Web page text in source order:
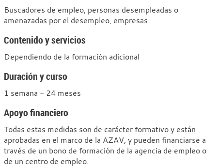
Buscadores de empleo, personas desempleadas o
amenazadas por el desempleo, empresas
Contenido y servicios
Dependiendo de la formación adicional
Duración y curso
1 semana - 24 meses
Apoyo financiero
Todas estas medidas son de carácter formativo y están
aprobadas en el marco de la AZAV, y pueden financiarse a
través de un bono de formación de la agencia de empleo o
de un centro de empleo.